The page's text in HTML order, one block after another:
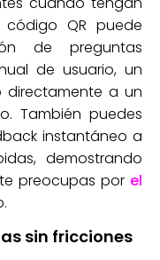
QR puede
de preguntas
de usuario, un
a un
También puedes
instantáneo a
demostrando
preocupas por el
sin fricciones